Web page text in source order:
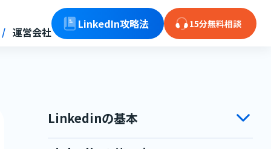
運営会社
LinkedIn攻略法 15分無料相談
Linkedinの基本